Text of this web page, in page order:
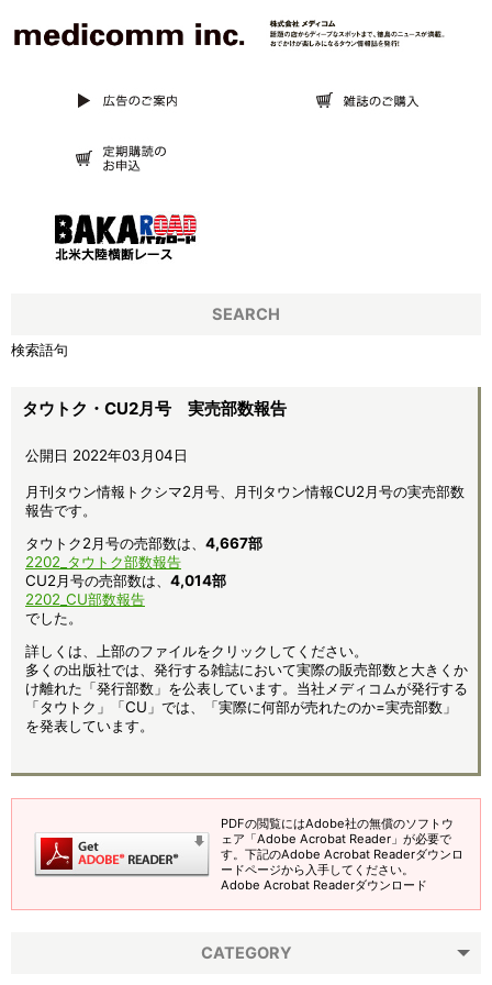
タウトク・CU2月号 実売部数報告
公開日 2022年03月04日
月刊タウン情報トクシマ2月号、月刊タウン情報CU2月号の実売部数
報告です。
タウトク2月号の売部数は、 4,667部
2202_タウトク部数報告
CU2月号の売部数は、 4,014部
2202_CU部数報告
でした。
詳しくは、上部のファイルをクリックしてください。
多くの出版社では、発行する雑誌において実際の販売部数と大きくか
け離れた「発行部数」を公表しています。当社メディコムが発行する
「タウトク」「CU」では、「実際に何部が売れたのか=実売部数」
を発表しています。
PDFの閲覧にはAdobe社の無償のソフトウ
ェア「Adobe Acrobat Reader」が必要で
す。下記のAdobe Acrobat Readerダウンロ
ードページから入手してください。
Adobe Acrobat Readerダウンロード
CATEGORY
SEARCH
検索語句